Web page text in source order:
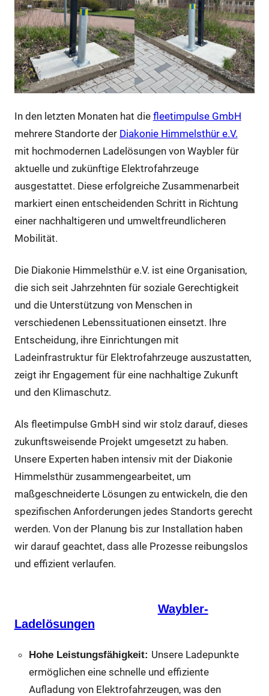
In den letzten Monaten hat die fleetimpulse GmbH
mehrere Standorte der Diakonie Himmelsthür e.V.
mit hochmodernen Ladelösungen von Waybler für
aktuelle und zukünftige Elektrofahrzeuge
ausgestattet. Diese erfolgreiche Zusammenarbeit
markiert einen entscheidenden Schritt in Richtung
einer nachhaltigeren und umweltfreundlicheren
Mobilität.
Die Diakonie Himmelsthür e.V. ist eine Organisation,
die sich seit Jahrzehnten für soziale Gerechtigkeit
und die Unterstützung von Menschen in
verschiedenen Lebenssituationen einsetzt. Ihre
Entscheidung, ihre Einrichtungen mit
Ladeinfrastruktur für Elektrofahrzeuge auszustatten,
zeigt ihr Engagement für eine nachhaltige Zukunft
und den Klimaschutz.
Als fleetimpulse GmbH sind wir stolz darauf, dieses
zukunftsweisende Projekt umgesetzt zu haben.
Unsere Experten haben intensiv mit der Diakonie
Himmelsthür zusammengearbeitet, um
maßgeschneiderte Lösungen zu entwickeln, die den
spezifischen Anforderungen jedes Standorts gerecht
werden. Von der Planung bis zur Installation haben
wir darauf geachtet, dass alle Prozesse reibungslos
und effizient verlaufen.
Waybler-
Ladelösungen
Hohe Leistungsfähigkeit: Unsere Ladepunkte
ermöglichen eine schnelle und effiziente
Aufladung von Elektrofahrzeugen, was den